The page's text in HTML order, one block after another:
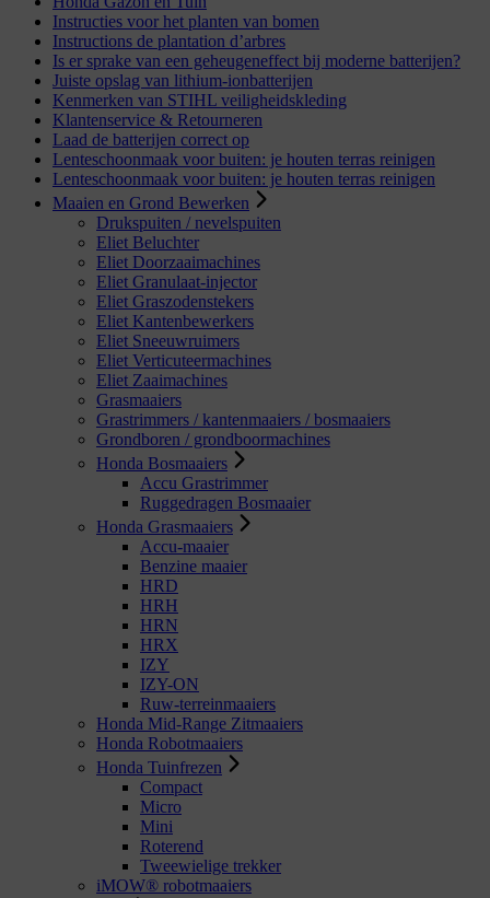
Instructies voor het planten van bomen
Instructions de plantation d’arbres
Is er sprake van een geheugeneffect bij moderne batterijen?
Juiste opslag van lithium-ionbatterijen
Kenmerken van STIHL veiligheidskleding
Klantenservice & Retourneren
Laad de batterijen correct op
Lenteschoonmaak voor buiten: je houten terras reinigen
Lenteschoonmaak voor buiten: je houten terras reinigen
Maaien en Grond Bewerken
Drukspuiten / nevelspuiten
Eliet Beluchter
Eliet Doorzaaimachines
Eliet Granulaat-injector
Eliet Graszodenstekers
Eliet Kantenbewerkers
Eliet Sneeuwruimers
Eliet Verticuteermachines
Eliet Zaaimachines
Grasmaaiers
Grastrimmers / kantenmaaiers / bosmaaiers
Grondboren / grondboormachines
Honda Bosmaaiers
Accu Grastrimmer
Ruggedragen Bosmaaier
Honda Grasmaaiers
Accu-maaier
Benzine maaier
HRD
HRH
HRN
HRX
IZY
IZY-ON
Ruw-terreinmaaiers
Honda Mid-Range Zitmaaiers
Honda Robotmaaiers
Honda Tuinfrezen
Compact
Micro
Mini
Roterend
Tweewielige trekker
iMOW® robotmaaiers